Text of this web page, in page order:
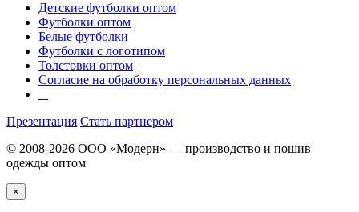
Детские футболки оптом
Футболки оптом
Белые футболки
Футболки с логотипом
Толстовки оптом
Согласие на обработку персональных данных
Презентация Стать партнером
© 2008-2026 ООО «Модерн» — производство и пошив
одежды оптом
×